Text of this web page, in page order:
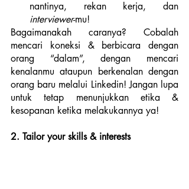
interviewer-mu!
Bagaimanakah caranya? Cobalah
mencari koneksi & berbicara dengan
orang “dalam”, dengan mencari
kenalanmu ataupun berkenalan dengan
orang baru melalui Linkedin! Jangan lupa
untuk tetap menunjukkan etika &
kesopanan ketika melakukannya ya!
2. Tailor your skills & interests